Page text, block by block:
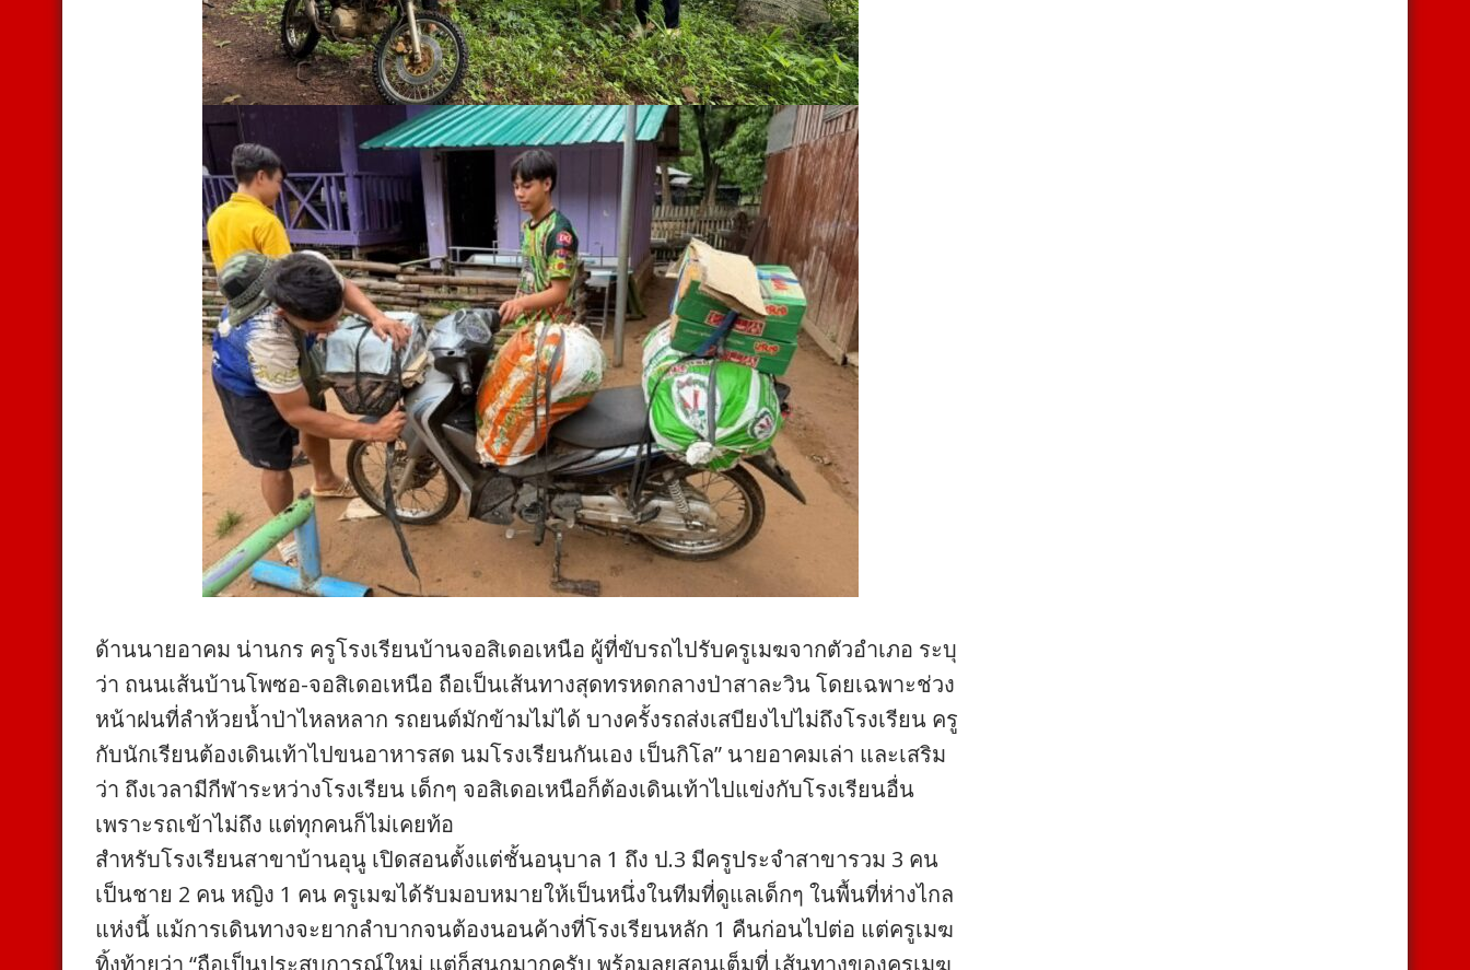
ด้านนายอาคม น่านกร ครูโรงเรียนบ้านจอสิเดอเหนือ ผู้ที่ขับรถไปรับครูเมฆจากตัวอำเภอ ระบุ
ว่า ถนนเส้นบ้านโพซอ-จอสิเดอเหนือ ถือเป็นเส้นทางสุดทรหดกลางป่าสาละวิน โดยเฉพาะช่วง
หน้าฝนที่ลำห้วยน้ำป่าไหลหลาก รถยนต์มักข้ามไม่ได้ บางครั้งรถส่งเสบียงไปไม่ถึงโรงเรียน ครู
กับนักเรียนต้องเดินเท้าไปขนอาหารสด นมโรงเรียนกันเอง เป็นกิโล” นายอาคมเล่า และเสริม
ว่า ถึงเวลามีกีฬาระหว่างโรงเรียน เด็กๆ จอสิเดอเหนือก็ต้องเดินเท้าไปแข่งกับโรงเรียนอื่น
เพราะรถเข้าไม่ถึง แต่ทุกคนก็ไม่เคยท้อ
สำหรับโรงเรียนสาขาบ้านอุนู เปิดสอนตั้งแต่ชั้นอนุบาล 1 ถึง ป.3 มีครูประจำสาขารวม 3 คน
เป็นชาย 2 คน หญิง 1 คน ครูเมฆได้รับมอบหมายให้เป็นหนึ่งในทีมที่ดูแลเด็กๆ ในพื้นที่ห่างไกล
แห่งนี้ แม้การเดินทางจะยากลำบากจนต้องนอนค้างที่โรงเรียนหลัก 1 คืนก่อนไปต่อ แต่ครูเมฆ
ทิ้งท้ายว่า “ถือเป็นประสบการณ์ใหม่ แต่ก็สนุกมากครับ พร้อมลุยสอนเต็มที่ เส้นทางของครูเมฆ